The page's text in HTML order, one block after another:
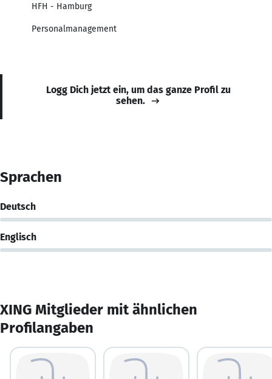
HFH - Hamburg
Personalmanagement
Logg Dich jetzt ein, um das ganze Profil zu
sehen.
Sprachen
Deutsch
Englisch
XING Mitglieder mit ähnlichen
Profilangaben